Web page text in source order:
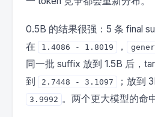
0.5B 的结果很强：5 条 final
在
1.4086 - 1.8019 ，
同一批 suffix 放到 1.5B 后，
到
2.7448 - 3.1097 ；放到
3.9992 。两个更大模型的命